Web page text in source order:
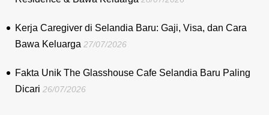
Kerja Caregiver di Selandia Baru: Gaji, Visa, dan Cara
Bawa Keluarga 27/07/2026
Fakta Unik The Glasshouse Cafe Selandia Baru Paling
Dicari 26/07/2026